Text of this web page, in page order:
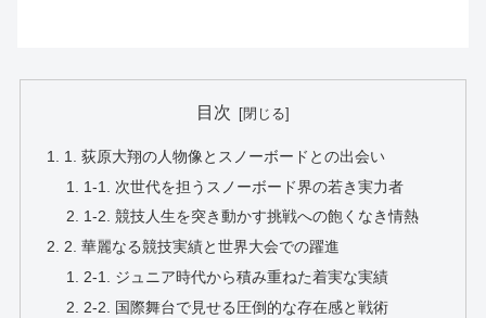
目次
1. 荻原大翔の人物像とスノーボードとの出会い
1-1. 次世代を担うスノーボード界の若き実力者
1-2. 競技人生を突き動かす挑戦への飽くなき情熱
2. 華麗なる競技実績と世界大会での躍進
2-1. ジュニア時代から積み重ねた着実な実績
2-2. 国際舞台で見せる圧倒的な存在感と戦術